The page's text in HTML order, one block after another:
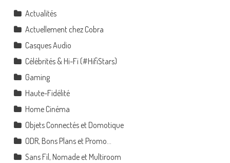
Actualités
Actuellement chez Cobra
Casques Audio
Célébrités & Hi-Fi (#HifiStars)
Gaming
Haute-Fidélité
Home Cinéma
Objets Connectés et Domotique
ODR, Bons Plans et Promo…
Sans Fil, Nomade et Multiroom